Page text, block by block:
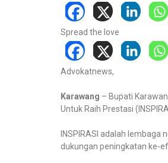
Spread the love
Advokatnews,
Karawang – Bupati
Untuk Raih Prestasi
INSPIRASI adalah
dukungan peningkatan ke-